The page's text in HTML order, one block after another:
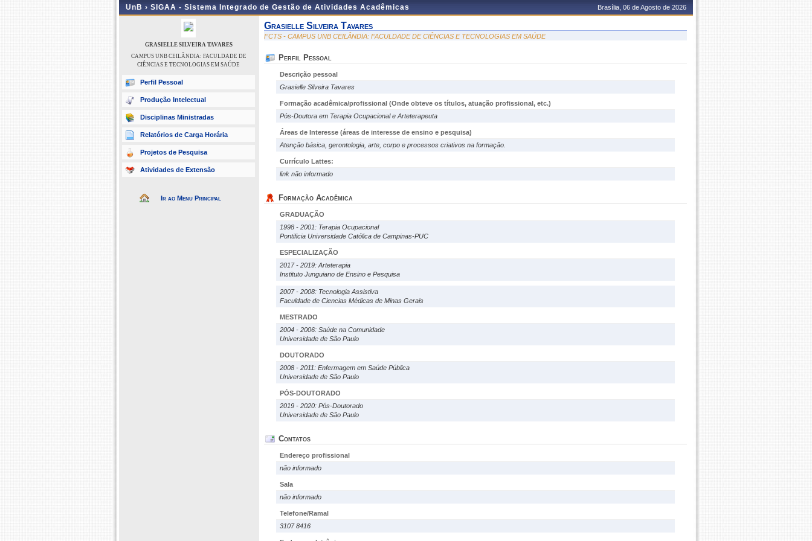
UnB › SIGAA - Sistema Integrado de Gestão de Atividades Acadêmicas Brasília, 06 de Agosto de 2026
GRASIELLE SILVEIRA TAVARES
CAMPUS UNB CEILÂNDIA: FACULDADE DE
CIÊNCIAS E TECNOLOGIAS EM SAÚDE
Perfil Pessoal
Produção Intelectual
Disciplinas Ministradas
Relatórios de Carga Horária
Projetos de Pesquisa
Atividades de Extensão
Ir ao Menu Principal
Grasielle Silveira Tavares
FCTS - CAMPUS UNB CEILÂNDIA: FACULDADE DE CIÊNCIAS E TECNOLOGIAS EM SAÚDE
Perfil Pessoal
Descrição pessoal
Grasielle Silveira Tavares
Formação acadêmica/profissional (Onde obteve os títulos, atuação profissional, etc.)
Pós-Doutora em Terapia Ocupacional e Arteterapeuta
Áreas de Interesse (áreas de interesse de ensino e pesquisa)
Atenção básica, gerontologia, arte, corpo e processos criativos na formação.
Currículo Lattes:
link não informado
Formação Acadêmica
GRADUAÇÃO
1998 - 2001: Terapia Ocupacional
Pontificia Universidade Católica de Campinas-PUC
ESPECIALIZAÇÃO
2017 - 2019: Arteterapia
Instituto Junguiano de Ensino e Pesquisa
2007 - 2008: Tecnologia Assistiva
Faculdade de Ciencias Médicas de Minas Gerais
MESTRADO
2004 - 2006: Saúde na Comunidade
Universidade de São Paulo
DOUTORADO
2008 - 2011: Enfermagem em Saúde Pública
Universidade de São Paulo
PÓS-DOUTORADO
2019 - 2020: Pós-Doutorado
Universidade de São Paulo
Contatos
Endereço profissional
não informado
Sala
não informado
Telefone/Ramal
3107 8416